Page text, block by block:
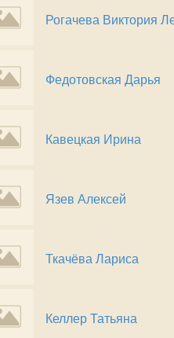
Рогачева Виктория
Федотовская Дарья
Кавецкая Ирина
Язев Алексей
Ткачёва Лариса
Келлер Татьяна